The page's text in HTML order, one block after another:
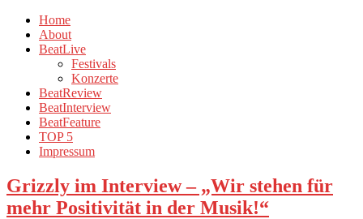
Home
About
BeatLive
Festivals
Konzerte
BeatReview
BeatInterview
BeatFeature
TOP 5
Impressum
Grizzly im Interview – „Wir stehen für
mehr Positivität in der Musik!“